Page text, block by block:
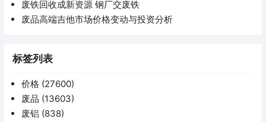
废铁回收成新资源 钢厂交废铁
废品高端吉他市场价格变动与投资分析
标签列表
价格 (27600)
废品 (13603)
废铝 (838)